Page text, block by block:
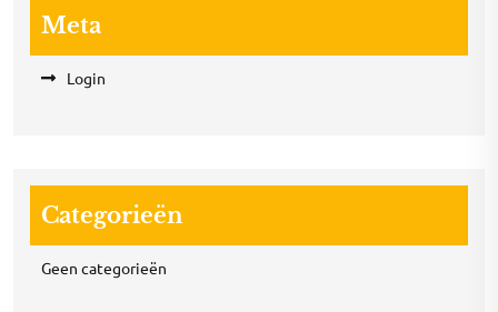
Meta
Login
Categorieën
Geen categorieën